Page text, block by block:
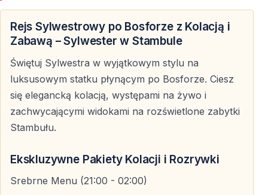
Nielimitowane napoje alkoholowe lub bezalkoholowe
— w zależności od wybranego pakietu — pozwalają
cieszyć się wieczorem bez ograniczeń.
Muzyka, taniec i sylwestrowa energia
Rozrywka przez całą noc
energii widowisko.
— Muzyka na żywo
Rejs Sylwestrowy po Bosforze z Kolacją i
Zabawą – Sylwester w Stambule
Świętuj Sylwestra w wyjątkowym stylu na
luksusowym statku płynącym po Bosforze. Ciesz
się elegancką kolacją, występami na żywo i
zachwycającymi widokami na rozświetlone zabytki
Stambułu.
Ekskluzywne Pakiety Kolacji i Rozrywki
Srebrne Menu (21:00 - 02:00)